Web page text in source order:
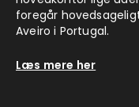
foregår
Aveiro i Portugal.
Læs mere her